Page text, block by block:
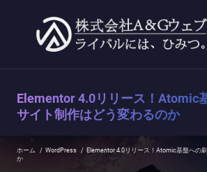
へ
Elementor 4.0リリース！Atomic
サイト制作はどう変わるのか
ホーム / WordPress / Elementor 4.0リリース！Atomic基盤への
か